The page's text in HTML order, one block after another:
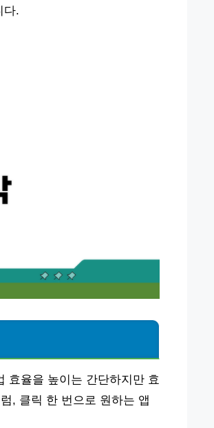
다.
효율을 높이는 간단하지만 효
, 클릭 한 번으로 원하는 앱